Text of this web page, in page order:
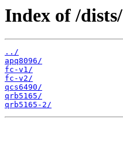
Index of /dists/
../
apq8096/
fc-v1/
fc-v2/
qcs6490/
qrb5165/
qrb5165-2/